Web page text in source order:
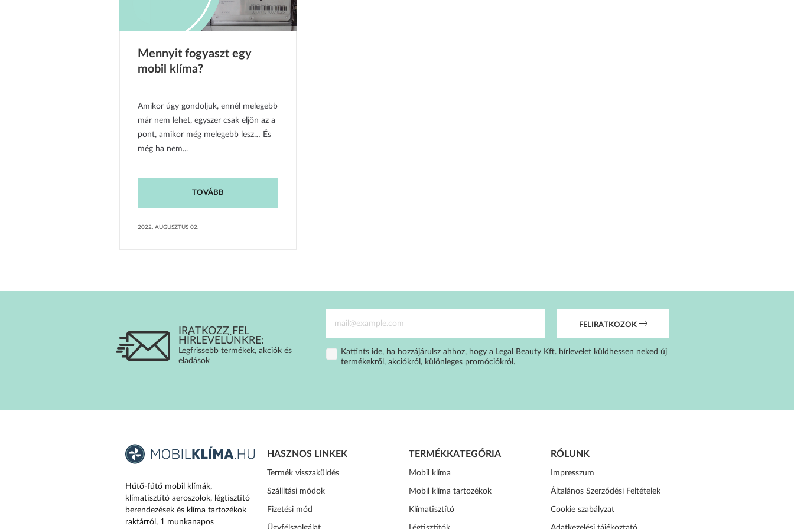
Mennyit fogyaszt egy
mobil klíma?
Amikor úgy gondoljuk, ennél melegebb
már nem lehet, egyszer csak eljön az a
pont, amikor még melegebb lesz… És
még ha nem...
TOVÁBB
2022. AUGUSZTUS 02.
IRATKOZZ FEL
HÍRLEVELÜNKRE:
Legfrissebb termékek, akciók és
eladások
FELIRATKOZOK
Kattints ide, ha hozzájárulsz ahhoz, hogy a Legal Beauty Kft. hírlevelet küldhessen neked új
termékekről, akciókról, különleges promóciókról.
Hűtő-fűtő mobil klímák,
klímatisztító aeroszolok, légtisztító
berendezések és klíma tartozékok
raktárról, 1 munkanapos
HASZNOS LINKEK
Termék visszaküldés
Szállítási módok
Fizetési mód
TERMÉKKATEGÓRIA
Mobil klíma
Mobil klíma tartozékok
Klímatisztító
RÓLUNK
Impresszum
Általános Szerződési Feltételek
Cookie szabályzat